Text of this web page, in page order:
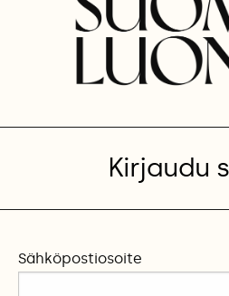
Kirjaudu
Sähköpostiosoite